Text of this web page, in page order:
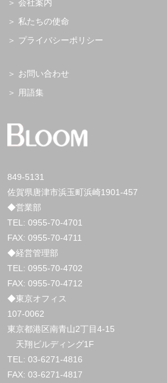
849-5131
佐賀県唐津市浜玉町浜崎1901-457
◆営業部
TEL: 0955-70-4701
FAX: 0955-70-4711
◆経営管理部
TEL: 0955-70-4702
FAX: 0955-70-4712
◆東京オフィス
107-0062
東京都港区南青山2丁目4-15
天翔ビルディング1F
TEL: 03-6271-4816
FAX: 03-6271-4817
会社案内
私たちの使命
プライバシーポリシー
お問い合わせ
用語集